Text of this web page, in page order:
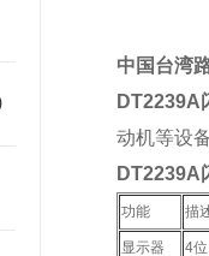
中国台湾
DT2239A
动机等设
DT2239A
功能 描
显示器 4